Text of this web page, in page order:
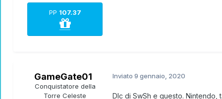
PP 107.37
GameGate01
Conquistatore della
Torre Celeste
Inviato 9 gennaio, 2020
Dlc di SwSh e questo. Nintendo,